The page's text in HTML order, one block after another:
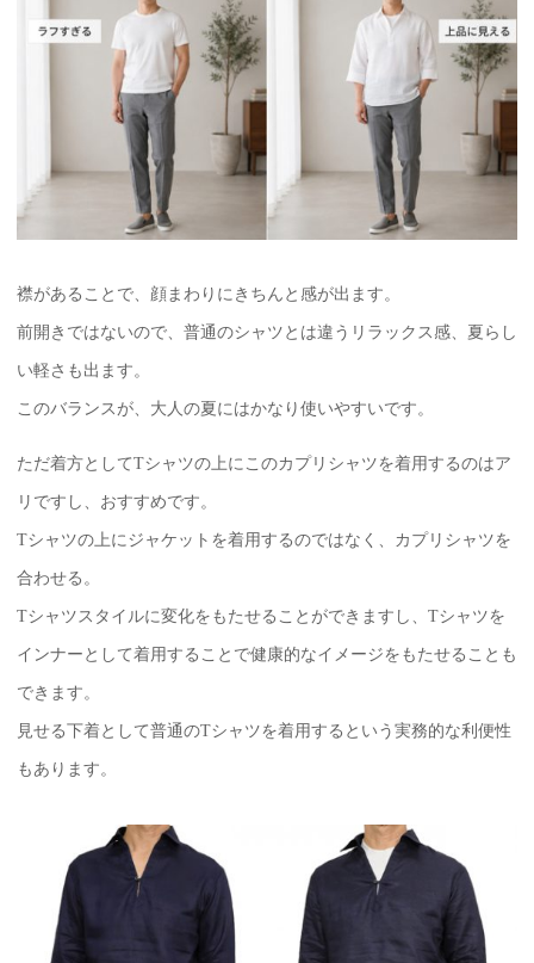
襟があることで、顔まわりにきちんと感が出ます。
前開きではないので、普通のシャツとは違うリラックス感、夏らし
い軽さも出ます。
このバランスが、大人の夏にはかなり使いやすいです。
ただ着方としてTシャツの上にこのカプリシャツを着用するのはア
リですし、おすすめです。
Tシャツの上にジャケットを着用するのではなく、カプリシャツを
合わせる。
Tシャツスタイルに変化をもたせることができますし、Tシャツを
インナーとして着用することで健康的なイメージをもたせることも
できます。
見せる下着として普通のTシャツを着用するという実務的な利便性
もあります。